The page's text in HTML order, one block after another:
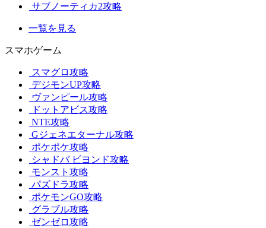
サブノーティカ2攻略
一覧を見る
スマホゲーム
スマグロ攻略
デジモンUP攻略
ヴァンピール攻略
ドットアビス攻略
NTE攻略
Gジェネエターナル攻略
ポケポケ攻略
シャドバ ビヨンド攻略
モンスト攻略
パズドラ攻略
ポケモンGO攻略
グラブル攻略
ゼンゼロ攻略